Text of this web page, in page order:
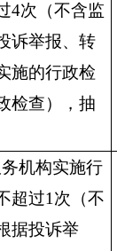
4次（不含监
诉举报、转
施的行政检
检查），抽
机构实施行
超过1次（不
据投诉举